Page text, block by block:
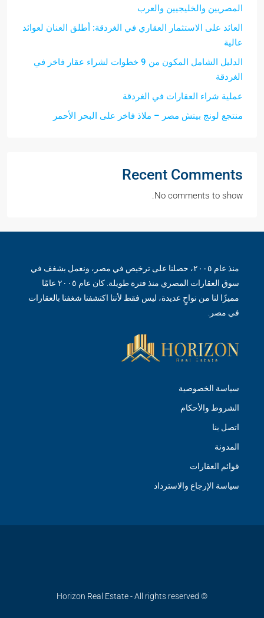
المصريين والخليجيين والعرب
العائد على الاستثمار العقاري في الغردقة: أطلق العنان لعوائد
عالية
الدليل الشامل المكون من 9 خطوات لشراء عقار فاخر في
الغردقة
عملية شراء العقارات في الغردقة
منتجع لونج بيتش مصر – ملاذ فاخر على البحر الأحمر
Recent Comments
No comments to show.
منذ عام ٢٠٠٥، حصلنا على ترخيص في مصر، ونعمل بشغف في
سوق العقارات المصري منذ فترة طويلة. كان عام ٢٠٠٥ عامًا
مميزًا لنا من نواحٍ عديدة، ليس فقط لأننا اكتشفنا شغفنا بالعقارات
في مصر.
سياسة الخصوصية
الشروط والأحكام
اتصل بنا
المدونة
قوائم العقارات
سياسة الإرجاع والاسترداد
© Horizon Real Estate - All rights reserved